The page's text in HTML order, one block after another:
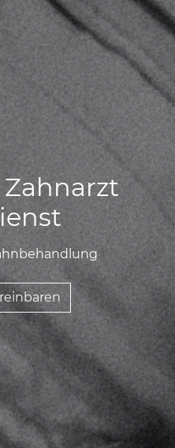
Zahnarzt
Zahnarzt
Zahnarzt